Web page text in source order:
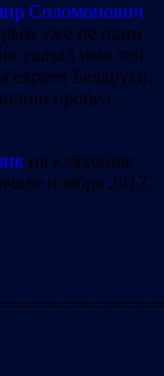
Соломонович
уже не один
указал имя той
Беларуси,
пробел –
на кладбище
ноября 2017.